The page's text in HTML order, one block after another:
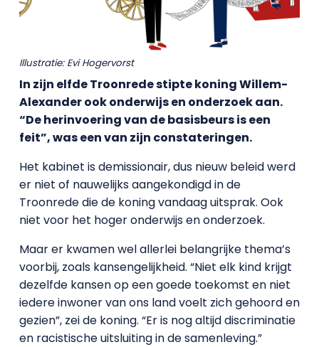
Illustratie: Evi Hogervorst
In zijn elfde Troonrede stipte koning Willem-
Alexander ook onderwijs en onderzoek aan.
“De herinvoering van de basisbeurs is een
feit”, was een van zijn constateringen.
Het kabinet is demissionair, dus nieuw beleid werd
er niet of nauwelijks aangekondigd in de
Troonrede die de koning vandaag uitsprak. Ook
niet voor het hoger onderwijs en onderzoek.
Maar er kwamen wel allerlei belangrijke thema’s
voorbij, zoals kansengelijkheid. “Niet elk kind krijgt
dezelfde kansen op een goede toekomst en niet
iedere inwoner van ons land voelt zich gehoord en
gezien”, zei de koning. “Er is nog altijd discriminatie
en racistische uitsluiting in de samenleving.”